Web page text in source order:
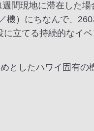
間現地に滞在した
）にちなんで、
立てる持続的なイ
としたハワイ固有